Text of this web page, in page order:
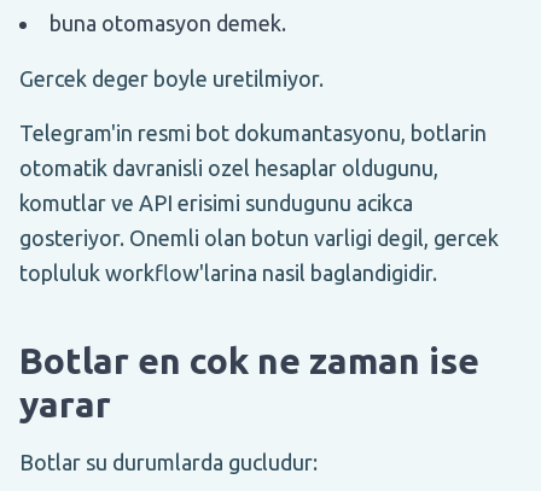
buna otomasyon demek.
Gercek deger boyle uretilmiyor.
Telegram'in resmi bot dokumantasyonu, botlarin
otomatik davranisli ozel hesaplar oldugunu,
komutlar ve API erisimi sundugunu acikca
gosteriyor. Onemli olan botun varligi degil, gercek
topluluk workflow'larina nasil baglandigidir.
Botlar en cok ne zaman ise
yarar
Botlar su durumlarda gucludur: